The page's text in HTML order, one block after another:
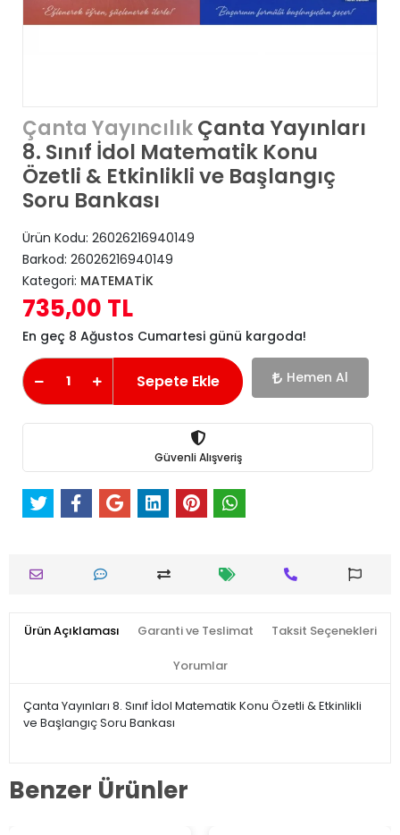
Çanta YayıncılıkÇanta Yayınları
8. Sınıf İdol Matematik Konu
Özetli & Etkinlikli ve Başlangıç
Soru Bankası
Ürün Kodu: 26026216940149
Barkod: 26026216940149
Kategori: MATEMATİK
735,00 TL
En geç 8 Ağustos Cumartesi günü kargoda!
Sepete Ekle Hemen Al
Güvenli Alışveriş
Ürün Açıklaması Garanti ve Teslimat Taksit Seçenekleri
Yorumlar
Çanta Yayınları 8. Sınıf İdol Matematik Konu Özetli & Etkinlikli
ve Başlangıç Soru Bankası
Benzer Ürünler